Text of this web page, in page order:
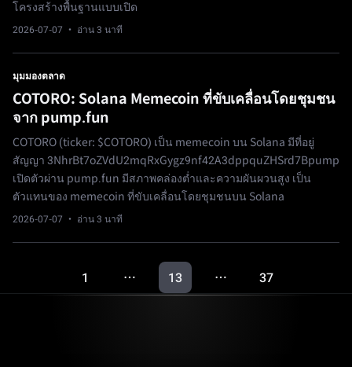
โครงสร้างพื้นฐานแบบเปิด
2026-07-07 · อ่าน 3 นาที
มุมมองตลาด
COTORO: Solana Memecoin ที่ขับเคลื่อนโดยชุมชน
จาก pump.fun
COTORO (ticker: $COTORO) เป็น memecoin บน Solana มีที่อยู่
สัญญา 3NhrBt7oZVdU2mqRxGygz9nf42A3dppquZHSrd7Bpump
เปิดตัวผ่าน pump.fun มีสภาพคล่องต่ำและความผันผวนสูง เป็น
ตัวแทนของ memecoin ที่ขับเคลื่อนโดยชุมชนบน Solana
2026-07-07 · อ่าน 3 นาที
1 … 13 … 37